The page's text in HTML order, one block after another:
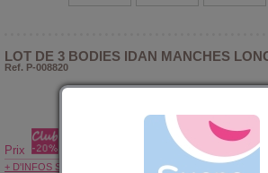
LOT DE 3 BODIES IDAN MANCHES
Ref. P-008820
Prix
+ D'INFOS SUR LE CLUB